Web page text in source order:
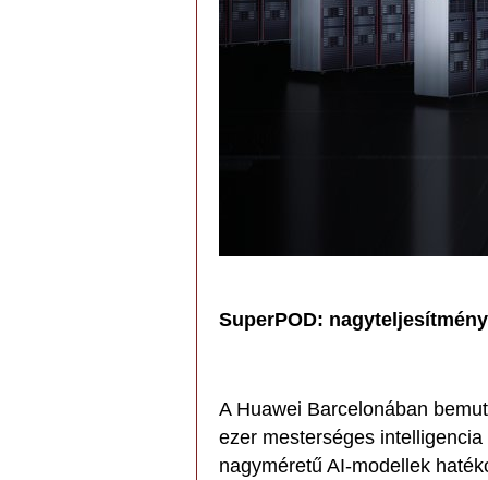
SuperPOD:
A Huawei Barcelonában
ezer mesterséges
nagyméretű AI-modellek